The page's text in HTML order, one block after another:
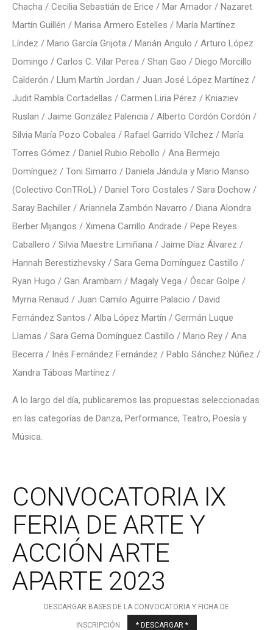
Chacha / Cecilia Sebastián de Erice / Mar Amador / Nazaret
Martín Guillén / Marisa Armero Estelles / María Martínez
Líndez / Mario García Grijota / Marián Angulo / Arturo López
Domingo / Carlos C. Vilar Perea / Shan Gao / Diego Morcillo
Calderón / Llum Martín Jordan / Juan José López Martínez /
Judit Rambla Cortadellas / Carmen Liria Pérez / Kniaziev
Ruslan / Jaime González Palencia / Alberto Cordón Cordón /
Silvia María Pozo Cobalea / Rafael Garrido Vílchez / María
Torres Gómez / Daniel Rubio Rebollo / Ana Bermejo
Domínguez / Toni Simarro / Daniela Jándula y Mario Manso
(Colectivo ConTRoL) / Daniel Toro Costales / Sara Dochow /
Saray Bachiller / Ariannela Zambón Navarro / Diana Alondra
Berber Mijangos / Ximena Carrillo Andrade / Pepe Reyes
Caballero / Silvia Maestre Limiñana / Jaime Díaz Álvarez /
Hannah Berestizhevsky / Sara Gema Domínguez Castillo /
Ryan Hugo / Gari Arambarri / Magaly Vega / Óscar Golpe /
Myrna Renaud / Juan Camilo Aguirre Palacio / David
Fernández Santos / Alba López Martín / Germán Luque
Llamas / Sara Gema Domínguez Castillo / Mario Rey / Ana
Becerra / Inés Fernández Fernández / Pablo Sánchez Núñez /
Xandra Táboas Martínez /
A lo largo del día, publicaremos las propuestas seleccionadas
en las categorías de Danza, Performance, Teatro, Poesía y
Música.
CONVOCATORIA IX
FERIA DE ARTE Y
ACCIÓN ARTE
APARTE 2023
DESCARGAR BASES DE LA CONVOCATORIA Y FICHA DE
INSCRIPCIÓN * DESCARGAR *